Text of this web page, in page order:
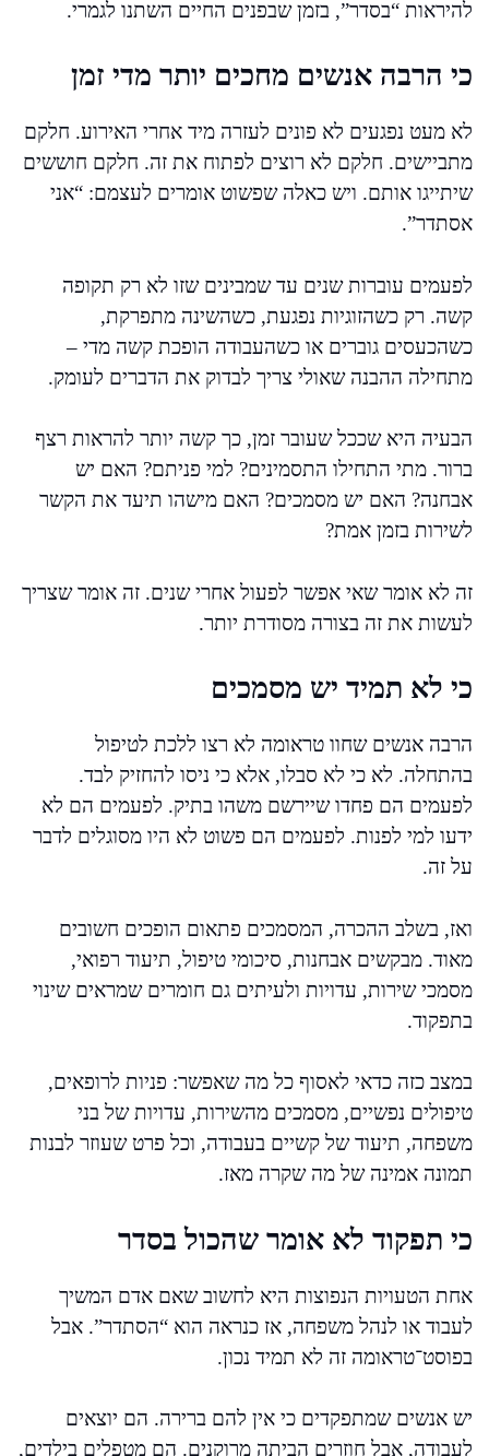
להיראות “בסדר”, בזמן שבפנים החיים השתנו לגמרי.
כי הרבה אנשים מחכים יותר מדי זמן
לא מעט נפגעים לא פונים לעזרה מיד אחרי האירוע. חלקם
מתביישים. חלקם לא רוצים לפתוח את זה. חלקם חוששים
שיתייגו אותם. ויש כאלה שפשוט אומרים לעצמם: “אני
אסתדר”.
לפעמים עוברות שנים עד שמבינים שזו לא רק תקופה
קשה. רק כשהזוגיות נפגעת, כשהשינה מתפרקת,
כשהכעסים גוברים או כשהעבודה הופכת קשה מדי –
מתחילה ההבנה שאולי צריך לבדוק את הדברים לעומק.
הבעיה היא שככל שעובר זמן, כך קשה יותר להראות רצף
ברור. מתי התחילו התסמינים? למי פניתם? האם יש
אבחנה? האם יש מסמכים? האם מישהו תיעד את הקשר
לשירות בזמן אמת?
זה לא אומר שאי אפשר לפעול אחרי שנים. זה אומר שצריך
לעשות את זה בצורה מסודרת יותר.
כי לא תמיד יש מסמכים
הרבה אנשים שחוו טראומה לא רצו ללכת לטיפול
בהתחלה. לא כי לא סבלו, אלא כי ניסו להחזיק לבד.
לפעמים הם פחדו שיירשם משהו בתיק. לפעמים הם לא
ידעו למי לפנות. לפעמים הם פשוט לא היו מסוגלים לדבר
על זה.
ואז, בשלב ההכרה, המסמכים פתאום הופכים חשובים
מאוד. מבקשים אבחנות, סיכומי טיפול, תיעוד רפואי,
מסמכי שירות, עדויות ולעיתים גם חומרים שמראים שינוי
בתפקוד.
במצב כזה כדאי לאסוף כל מה שאפשר: פניות לרופאים,
טיפולים נפשיים, מסמכים מהשירות, עדויות של בני
משפחה, תיעוד של קשיים בעבודה, וכל פרט שעוזר לבנות
תמונה אמינה של מה שקרה מאז.
כי תפקוד לא אומר שהכול בסדר
אחת הטעויות הנפוצות היא לחשוב שאם אדם המשיך
לעבוד או לנהל משפחה, אז כנראה הוא “הסתדר”. אבל
בפוסט־טראומה זה לא תמיד נכון.
יש אנשים שמתפקדים כי אין להם ברירה. הם יוצאים
לעבודה, אבל חוזרים הביתה מרוקנים. הם מטפלים בילדים,